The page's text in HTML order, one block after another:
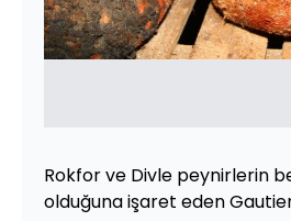
Rokfor ve Divle peynirlerin
olduğuna işaret eden